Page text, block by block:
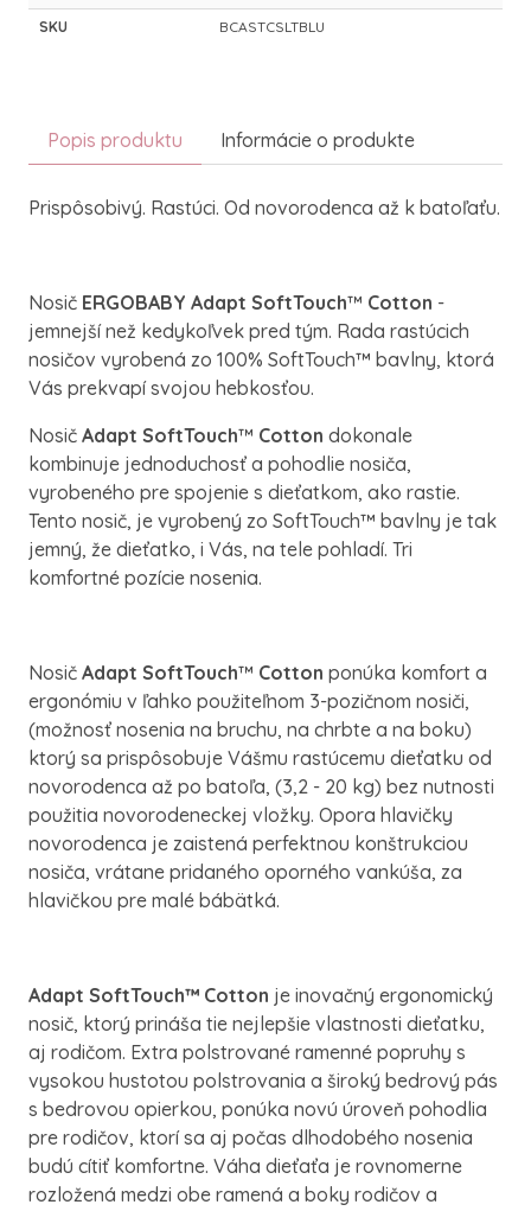
SKU BCASTCSLTBLU
Popis produktu Informácie o produkte
Prispôsobivý. Rastúci. Od novorodenca až k batoľaťu.
Nosič ERGOBABY Adapt SoftTouch™ Cotton -
jemnejší než kedykoľvek pred tým. Rada rastúcich
nosičov vyrobená zo 100% SoftTouch™ bavlny, ktorá
Vás prekvapí svojou hebkosťou.
Nosič Adapt SoftTouch™ Cotton dokonale
kombinuje jednoduchosť a pohodlie nosiča,
vyrobeného pre spojenie s dieťatkom, ako rastie.
Tento nosič, je vyrobený zo SoftTouch™ bavlny je tak
jemný, že dieťatko, i Vás, na tele pohladí. Tri
komfortné pozície nosenia.
Nosič Adapt SoftTouch™ Cotton ponúka komfort a
ergonómiu v ľahko použiteľnom 3-pozičnom nosiči,
(možnosť nosenia na bruchu, na chrbte a na boku)
ktorý sa prispôsobuje Vášmu rastúcemu dieťatku od
novorodenca až po batoľa, (3,2 - 20 kg) bez nutnosti
použitia novorodeneckej vložky. Opora hlavičky
novorodenca je zaistená perfektnou konštrukciou
nosiča, vrátane pridaného oporného vankúša, za
hlavičkou pre malé bábätká.
Adapt SoftTouch™ Cotton je inovačný ergonomický
nosič, ktorý prináša tie nejlepšie vlastnosti dieťatku,
aj rodičom. Extra polstrované ramenné popruhy s
vysokou hustotou polstrovania a široký bedrový pás
s bedrovou opierkou, ponúka novú úroveň pohodlia
pre rodičov, ktorí sa aj počas dlhodobého nosenia
budú cítiť komfortne. Váha dieťaťa je rovnomerne
rozložená medzi obe ramená a boky rodičov a